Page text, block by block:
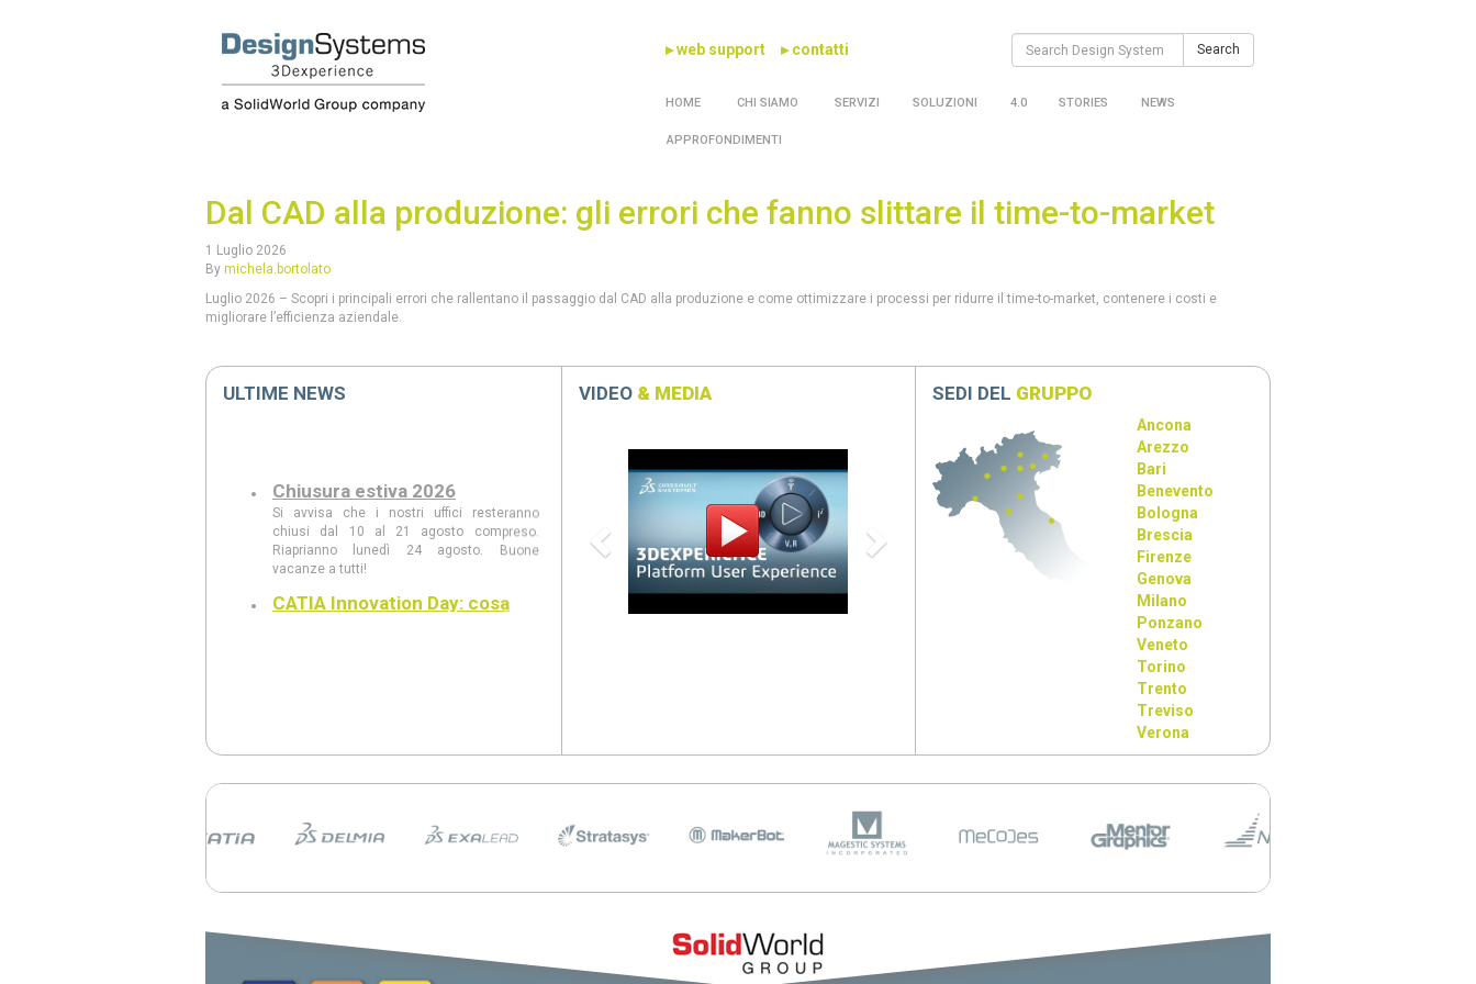
▸ web support ▸ contatti
Search
for:
Search
HOME CHI SIAMO SERVIZI SOLUZIONI 4.0 STORIES NEWS
APPROFONDIMENTI
Dal CAD alla produzione: gli errori che fanno slittare il time-to-market
1 Luglio 2026
By michela.bortolato
Luglio 2026 – Scopri i principali errori che rallentano il passaggio dal CAD alla produzione e come ottimizzare i processi per ridurre il time-to-market, contenere i costi e
migliorare l’efficienza aziendale.
ULTIME NEWS
Chiusura estiva 2026
Si avvisa che i nostri uffici resteranno
chiusi dal 10 al 21 agosto compreso.
Riaprianno lunedì 24 agosto. Buone
vacanze a tutti!
CATIA Innovation Day: cosa
CATIA Innovation Day 11
giugno a Milano
AI, 3DEXPERIENCE e MBSE stanno
rivoluzionando progettazione e sviluppo
tutte le differenze che devi
VIDEO & MEDIA
Previous
SEDI DEL GRUPPO
Ancona
Arezzo
Bari
Benevento
Bologna
Brescia
Firenze
Genova
Milano
Ponzano
Veneto
Torino
Trento
Treviso
Verona